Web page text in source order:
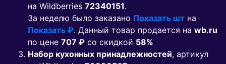
на Wildberries 72340151.
За неделю было заказано Показать шт на
Показать ₽. Данный товар продается на wb.ru
по цене 707 ₽ co скидкой 58%
Набор кухонных принадлежностей, артикул